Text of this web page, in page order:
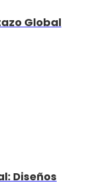
Global
Diseños